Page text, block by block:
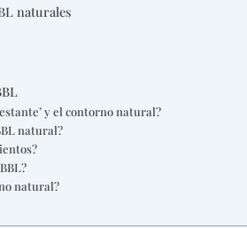
naturales
y el contorno natural?
natural?
natural?